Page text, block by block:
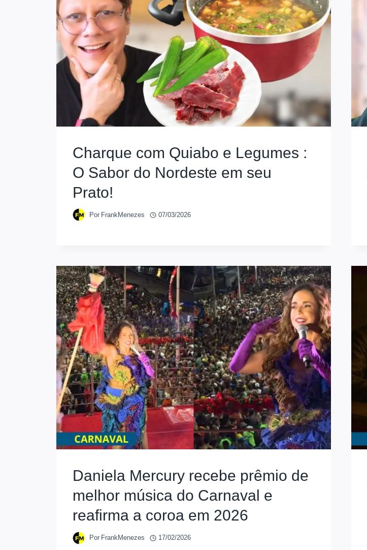
Charque com Quiabo e Legumes :
O Sabor do Nordeste em seu
Prato!
Por FrankMenezes 07/03/2026
Daniela Mercury recebe prêmio de
melhor música do Carnaval e
reafirma a coroa em 2026
Por FrankMenezes 17/02/2026